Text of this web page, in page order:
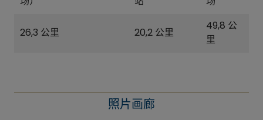
26,3 公里 20,2 公里
49,8 公
里
照片画廊